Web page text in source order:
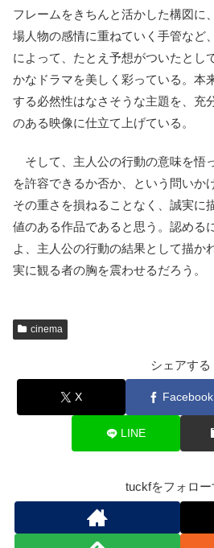
フレームをきちんと活かした構図に
場人物の感情に重ねていく手管など
によって、たとえ予想がついたとし
かなドラマを美しく彩っている。本
する必然性はなさそうな主題を、充
のある映像に仕立て上げている。
そして、主人公の行動の意味を悟
を許容できるか否か、という問いか
その重さを損ねることなく、誠実に
値のある作品であると思う。認める
よ、主人公の行動の結果として描か
実に観る者の胸を震わせるだろう。
cinema
シェアする
X Facebook
LINE
tuckfをフォロー